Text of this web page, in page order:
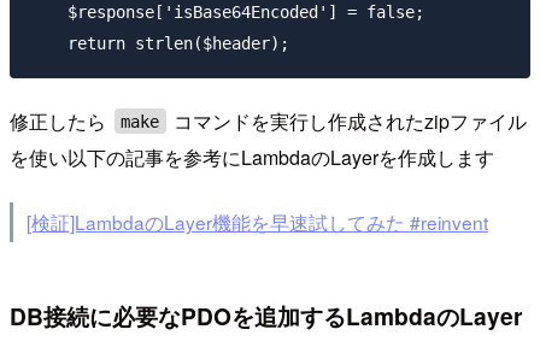
    $response['isBase64Encoded'] = false;
修正したら make
コマンドを実行し作成されたzipファイル
を使い以下の記事を参考にLambdaのLayerを作成します
[検証]LambdaのLayer機能を早速試してみた #reinvent
DB接続に必要なPDOを追加するLambdaのLayer